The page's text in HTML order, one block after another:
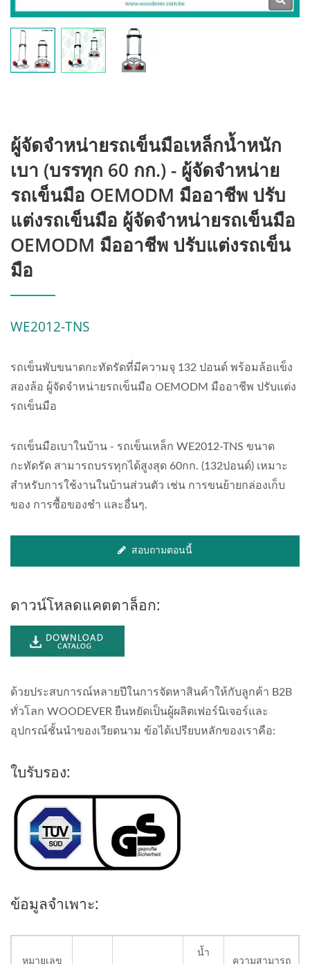
ผู้จัดจำหน่ายรถเข็นมือเหล็กน้ำหนัก
เบา (บรรทุก 60 กก.) - ผู้จัดจำหน่าย
รถเข็นมือ OEMODM มืออาชีพ ปรับ
แต่งรถเข็นมือ ผู้จัดจำหน่ายรถเข็นมือ
OEMODM มืออาชีพ ปรับแต่งรถเข็น
มือ
WE2012-TNS
รถเข็นพับขนาดกะทัดรัดที่มีความจุ 132 ปอนด์ พร้อมล้อแข็ง
สองล้อ ผู้จัดจำหน่ายรถเข็นมือ OEMODM มืออาชีพ ปรับแต่ง
รถเข็นมือ
รถเข็นมือเบาในบ้าน - รถเข็นเหล็ก WE2012-TNS ขนาด
กะทัดรัด สามารถบรรทุกได้สูงสุด 60กก. (132ปอนด์) เหมาะ
สำหรับการใช้งานในบ้านส่วนตัว เช่น การขนย้ายกล่องเก็บ
ของ การซื้อของชำ และอื่นๆ.
สอบถามตอนนี้
ดาวน์โหลดแคตตาล็อก:
ด้วยประสบการณ์หลายปีในการจัดหาสินค้าให้กับลูกค้า B2B
ทั่วโลก WOODEVER ยืนหยัดเป็นผู้ผลิตเฟอร์นิเจอร์และ
อุปกรณ์ชั้นนำของเวียดนาม ข้อได้เปรียบหลักของเราคือ:
ใบรับรอง:
ข้อมูลจำเพาะ:
หมายเลข
น้ำ
ความสามารถ